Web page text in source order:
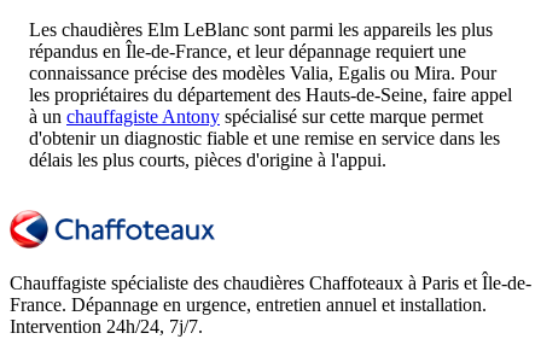
Les chaudières Elm LeBlanc sont parmi les appareils les plus
répandus en Île-de-France, et leur dépannage requiert une
connaissance précise des modèles Valia, Egalis ou Mira. Pour
les propriétaires du département des Hauts-de-Seine, faire appel
à un chauffagiste Antony spécialisé sur cette marque permet
d'obtenir un diagnostic fiable et une remise en service dans les
délais les plus courts, pièces d'origine à l'appui.
Chauffagiste spécialiste des chaudières Chaffoteaux à Paris et Île-de-
France. Dépannage en urgence, entretien annuel et installation.
Intervention 24h/24, 7j/7.